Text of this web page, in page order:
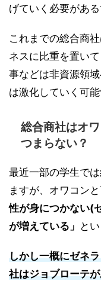
げていく必要がある
これまでの総合商
ネスに比重を置い
事などは非資源領
は激化していく可
総合商社はオ
つまらない？
最近一部の学生で
ますが、オワコン
性が身につかない(
が増えている」 と
しかし一概にゼネ
社はジョブローテ